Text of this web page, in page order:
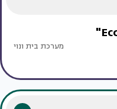
מערכת בית ונוי